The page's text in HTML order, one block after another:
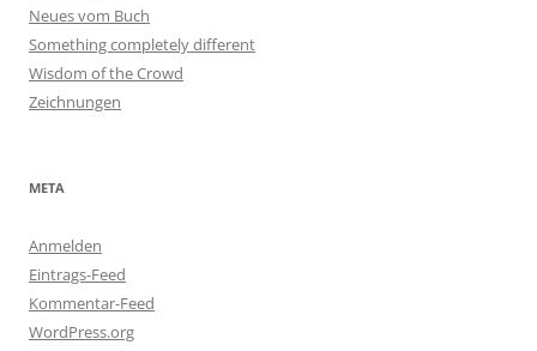
Neues vom Buch
Something completely different
Wisdom of the Crowd
Zeichnungen
META
Anmelden
Eintrags-Feed
Kommentar-Feed
WordPress.org